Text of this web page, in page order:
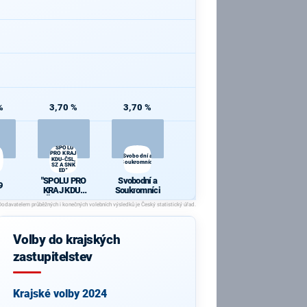
3,70 %
"SPOLU
PRO KRAJ
KDU-ČSL,
SZ A SNK
ED"
"SPOLU PRO
KRAJ KDU-
ČSL, SZ A
SNK ED"
3,70 %
Svobodní a
Soukromníci
Svobodní a
Soukromníci
Volby do krajských
zastupitelstev
Krajské volby 2024